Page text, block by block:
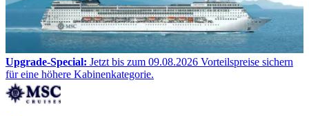
Upgrade-Special: Jetzt bis zum 09.08.2026 Vorteilspreise sichern
für eine höhere Kabinenkategorie.